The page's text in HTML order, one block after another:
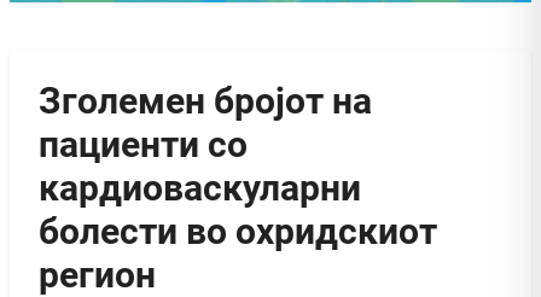
Зголемен бројот на
пациенти со
кардиоваскуларни
болести во охридскиот
регион